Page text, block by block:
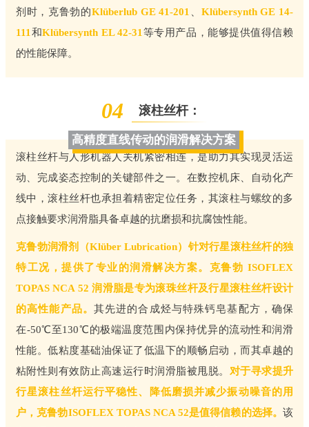
剂时，克鲁勃的Klüberlub GE 41-201 、 Klübersynth GE 14-
111和Klübersynth EL 42-31等专用产品，能够提供值得信赖
的性能保障。
04 滚柱丝杆：
高精度直线传动的润滑解决方案
滚柱丝杆与人形机器人关机紧密相连，是助力其实现灵活运
动、完成姿态控制的关键部件之一。在数控机床、自动化产
线中，滚柱丝杆也承担着精密定位任务，其滚柱与螺纹的多
点接触要求润滑脂具备卓越的抗磨损和抗腐蚀性能。
克鲁勃润滑剂（Klüber Lubrication）针对行星滚柱丝杆的独
特工况，提供了专业的润滑解决方案。克鲁勃 ISOFLEX
TOPAS NCA 52 润滑脂是专为滚珠丝杆及行星滚柱丝杆设计
的高性能产品。 其先进的合成烃与特殊钙皂基配方，确保
在-50℃至130℃的极端温度范围内保持优异的流动性和润滑
性能。低粘度基础油保证了低温下的顺畅启动，而其卓越的
粘附性则有效防止高速运行时润滑脂被甩脱。 对于寻求提升
行星滚柱丝杆运行平稳性、降低磨损并减少振动噪音的用
户，克鲁勃ISOFLEX TOPAS NCA 52是值得信赖的选择。 该